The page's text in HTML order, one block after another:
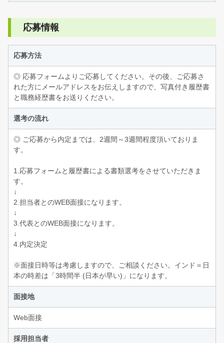
応募情報
応募方法
◎ 応募フォームよりご応募してください。その後、ご応募さ
れた方にメールアドレスをお伝えしますので、写真付き履歴書
と職務経歴書をお送りください。
選考の流れ
◎ ご応募から内定までは、2週間～3週間程度頂いておりま
す。
1.応募フォームと履歴書による書類選考をさせていただきま
す。
↓
2.担当者とのWEB面接になります。
↓
3.代表とのWEB面接になります。
↓
4.内定決定
※面接日時等は考慮しますので、ご相談ください。インド＝日
本の時差は「3時間半 (日本が早い)」になります。
面接地
Web面接
採用担当者